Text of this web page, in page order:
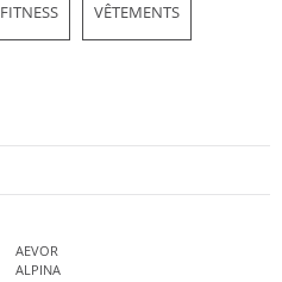
FITNESS VÊTEMENTS
AEVOR
ALPINA